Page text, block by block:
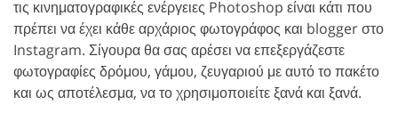
τις κινηματογραφικές ενέργειες Photoshop είναι κάτι που
πρέπει να έχει κάθε αρχάριος φωτογράφος και blogger στο
Instagram. Σίγουρα θα σας αρέσει να επεξεργάζεστε
φωτογραφίες δρόμου, γάμου, ζευγαριού με αυτό το πακέτο
και ως αποτέλεσμα, να το χρησιμοποιείτε ξανά και ξανά.